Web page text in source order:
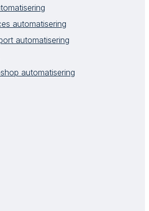
automatisering
automatisering
automatisering